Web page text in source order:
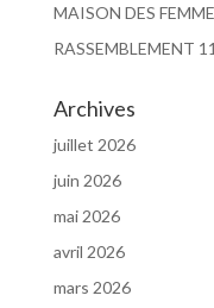
MAISON DES
RASSEMBLEMENT
Archives
juillet 2026
juin 2026
mai 2026
avril 2026
mars 2026